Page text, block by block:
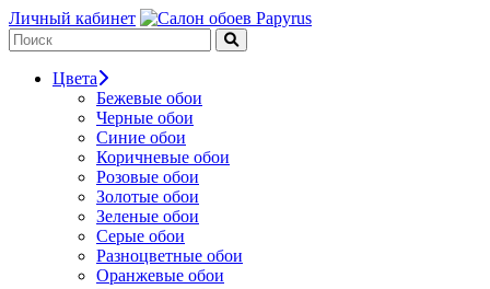
Личный кабинет
Цвета
Бежевые обои
Черные обои
Синие обои
Коричневые обои
Розовые обои
Золотые обои
Зеленые обои
Серые обои
Разноцветные обои
Оранжевые обои